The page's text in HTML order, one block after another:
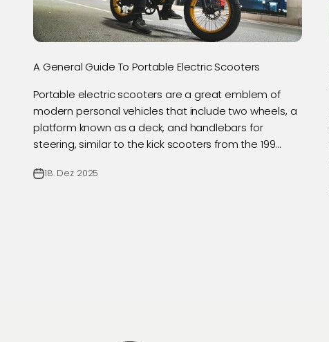
A General Guide To Portable Electric Scooters
Portable electric scooters are a great emblem of
modern personal vehicles that include two wheels, a
platform known as a deck, and handlebars for
steering, similar to the kick scooters from the 199...
18. Dez 2025